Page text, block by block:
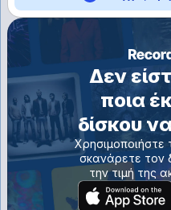
Δεν
ποια
δίσκου
Χρησιμοποιήστε
σκανάρετε τον
την τιμή της